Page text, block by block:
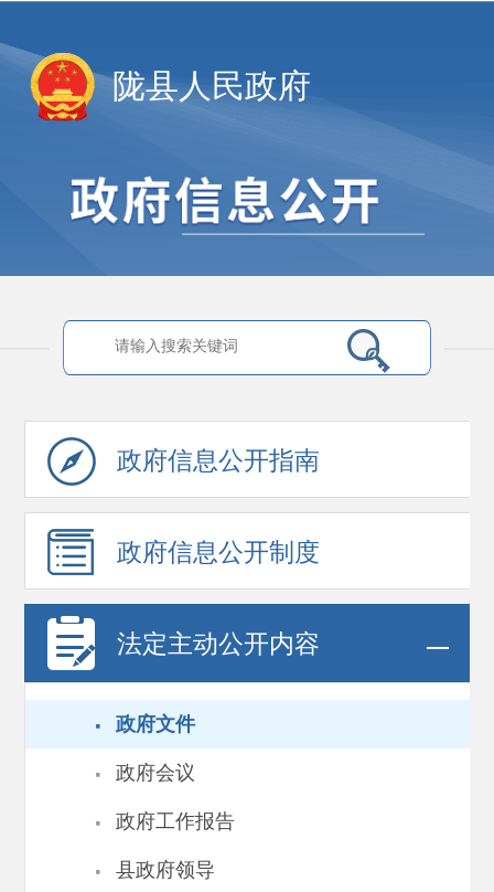
陇县人民政府
政府信息公开指南
政府信息公开制度
法定主动公开内容
· 政府文件
· 政府会议
· 政府工作报告
· 县政府领导